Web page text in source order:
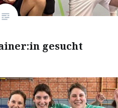
gesucht